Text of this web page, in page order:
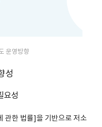
운영방향
성
요성
관한 법률]을 기반으로 저소